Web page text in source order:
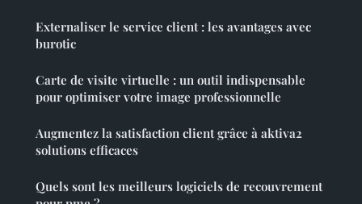
Externaliser le service client : les avantages avec
burotic
Carte de visite virtuelle : un outil indispensable
pour optimiser votre image professionnelle
Augmentez la satisfaction client grâce à aktiva2
solutions efficaces
Quels sont les meilleurs logiciels de recouvrement